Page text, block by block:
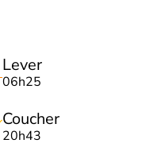
Lever
06h25
Coucher
20h43